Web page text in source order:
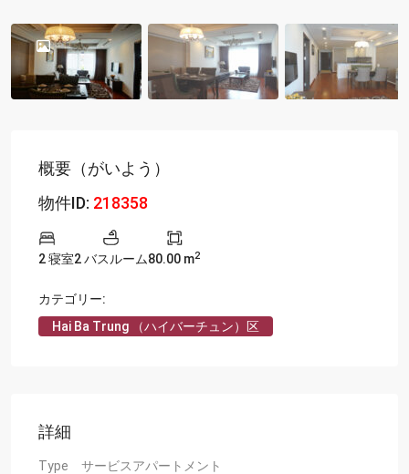
概要（がいよう）
物件ID: 218358
2 寝室2 バスルーム80.00 m2
カテゴリー:
Hai Ba Trung （ハイバーチュン）区
詳細
Type サービスアパートメント